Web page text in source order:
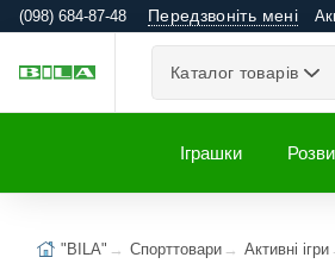
(098) 684-87-48 Передзвоніть мені
Каталог товарів
Іграшки
"BILA" Спорттовари Активні ігри